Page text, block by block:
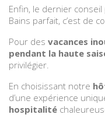
Enfin, le dernier
Bains parfait, c’est de
Pour des vacances
pendant la haute
privilégier.
En choisissant notre
d’une expérience
hospitalité